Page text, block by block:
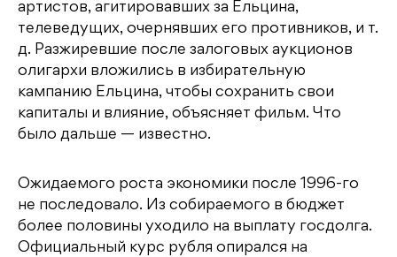
артистов, агитировавших за Ельцина,
телеведущих, очернявших его противников, и т.
д. Разжиревшие после залоговых аукционов
олигархи вложились в избирательную
кампанию Ельцина, чтобы сохранить свои
капиталы и влияние, объясняет фильм. Что
было дальше — известно.
Ожидаемого роста экономики после 1996-го
не последовало. Из собираемого в бюджет
более половины уходило на выплату госдолга.
Официальный курс рубля опирался на